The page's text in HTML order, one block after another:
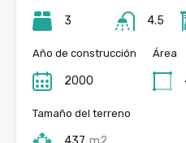
3 4.5
Año de construcción
2000
Área
Tamaño del terreno